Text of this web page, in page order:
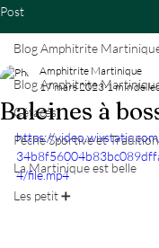
Post
Blog Amphitrite
Cétacés
Pêche Sportive et
La Martinique est belle
Les petit ➕
Blog Amphitrite
Baleines à
Amphitrite Martinique
17 mars 2023 1 min de
https://
4/file.mp4